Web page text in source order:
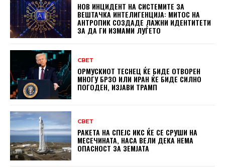
НОВ ИНЦИДЕНТ НА СИСТЕМИТЕ ЗА
ВЕШТАЧКА ИНТЕЛИГЕНЦИЈА: МИТОС НА
АНТРОПИК СОЗДАДЕ ЛАЖНИ ИДЕНТИТЕТИ
ЗА ДА ГИ ИЗМАМИ ЛУЃЕТО
СВЕТ
ОРМУСКИОТ ТЕСНЕЦ ЌЕ БИДЕ ОТВОРЕН
МНОГУ БРЗО ИЛИ ИРАН ЌЕ БИДЕ СИЛНО
ПОГОДЕН, ИЗЈАВИ ТРАМП
СВЕТ
РАКЕТА НА СПЕЈС ИКС ЌЕ СЕ СРУШИ НА
МЕСЕЧИНАТА, НАСА ВЕЛИ ДЕКА НЕМА
ОПАСНОСТ ЗА ЗЕМЈАТА